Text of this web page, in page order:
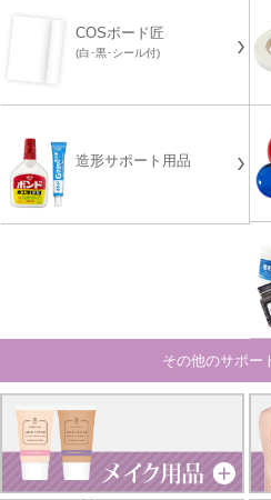
COSボード匠
(白･黒･シール付)
造形サポート用品
その他のサポー